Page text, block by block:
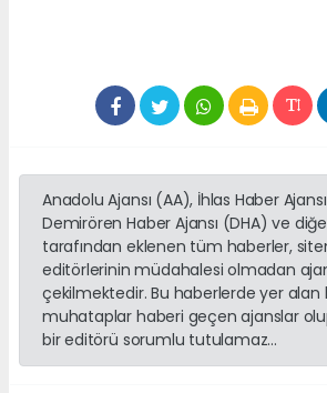
Anadolu Ajansı (AA), İhlas Haber
Demirören Haber Ajansı (DHA) ve
tarafından eklenen tüm haberler,
editörlerinin müdahalesi olmadan
çekilmektedir. Bu haberlerde yer alan
muhataplar haberi geçen ajanslar
bir editörü sorumlu tutulamaz...